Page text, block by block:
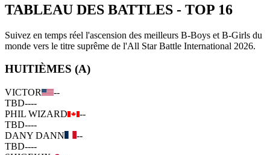
TABLEAU DES BATTLES - TOP 16
Suivez en temps réel l'ascension des meilleurs B-Boys et B-Girls du
monde vers le titre suprême de l'All Star Battle International 2026.
HUITIÈMES (A)
VICTOR
--
TBD----
PHIL WIZARD
--
TBD----
DANY DANN
--
TBD----